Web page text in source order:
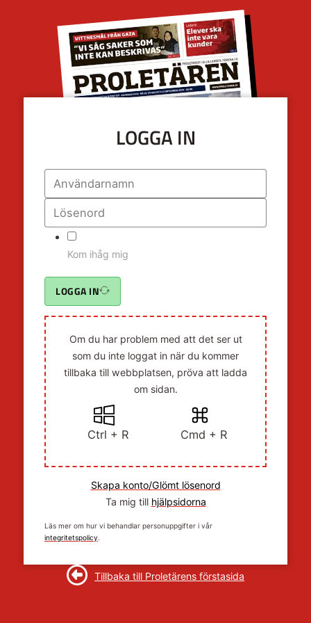
LOGGA IN
Kom ihåg mig
LOGGA IN
Om du har problem med att det ser ut
som du inte loggat in när du kommer
tillbaka till webbplatsen, pröva att ladda
om sidan.
Ctrl + R Cmd + R
Skapa konto/Glömt lösenord
Ta mig till hjälpsidorna
Läs mer om hur vi behandlar personuppgifter i vår
integritetspolicy.
Tillbaka till Proletärens förstasida